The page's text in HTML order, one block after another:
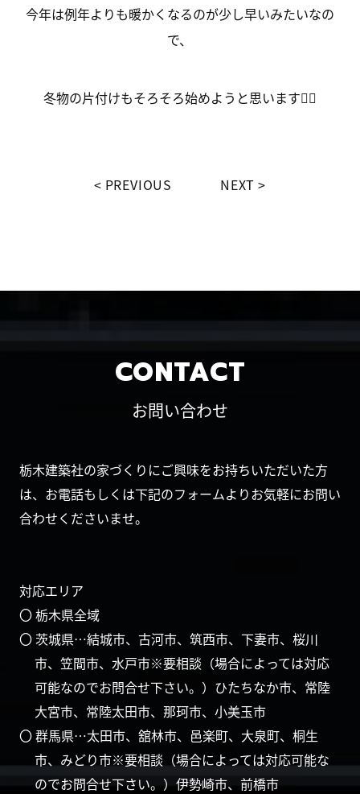
今年は例年よりも暖かくなるのが少し早いみたいなの
で、
冬物の片付けもそろそろ始めようと思います🙆‍♂️
PREVIOUS NEXT
CONTACT
お問い合わせ
栃木建築社の家づくりにご興味をお持ちいただいた方
は、お電話もしくは下記のフォームよりお気軽にお問い
合わせくださいませ。
対応エリア
〇 栃木県全域
〇 茨城県…結城市、古河市、筑西市、下妻市、桜川
市、笠間市、水戸市※要相談（場合によっては対応
可能なのでお問合せ下さい。）ひたちなか市、常陸
大宮市、常陸太田市、那珂市、小美玉市
〇 群馬県…太田市、舘林市、邑楽町、大泉町、桐生
市、みどり市※要相談（場合によっては対応可能な
のでお問合せ下さい。）伊勢崎市、前橋市